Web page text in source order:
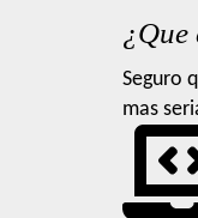
¿Que
Seguro
mas